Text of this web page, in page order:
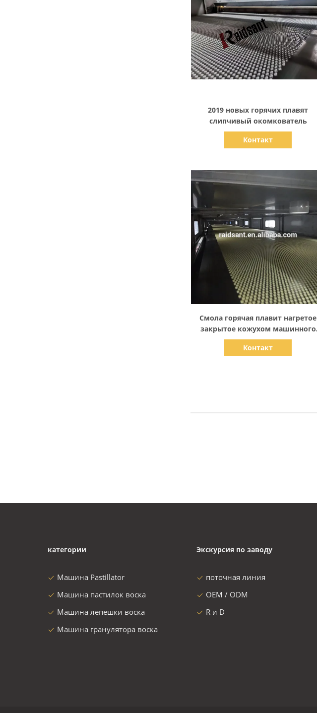
2019 новых горячих плавят
слипчивый окомкователь
Контакт
Смола горячая плавит нагретое
закрытое кожухом машинного
оборудования Pastillator зерения
взрывозащищенное
Контакт
категории
Машина Pastillator
Машина пастилок воска
Машина лепешки воска
Машина гранулятора воска
Экскурсия по заводу
поточная линия
OEM / ODM
R и D